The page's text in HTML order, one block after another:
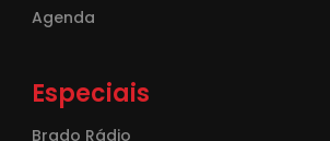
Agenda
Especiais
Brado Rádio